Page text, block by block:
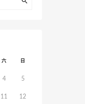
六 日
4 5
11 12